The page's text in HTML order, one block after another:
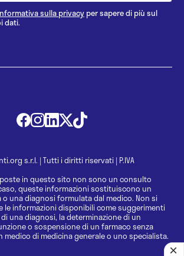
sulla privacyper sapere di più sul
dati.
s.r.l. | Tutti i diritti riservati | P.IVA
in questo sito non sono un consulto
queste informazioni sostituiscono un
una diagnosi formulata dal medico. Non si
le informazioni disponibili come suggerimenti
una diagnosi, la determinazione di un
o sospensione di un farmaco senza
medico di medicina generale o uno specialista.